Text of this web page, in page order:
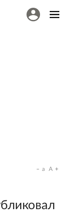
a A